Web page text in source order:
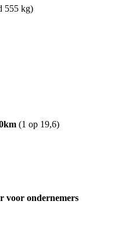
555 kg)
(1 op 19,6)
voor ondernemers